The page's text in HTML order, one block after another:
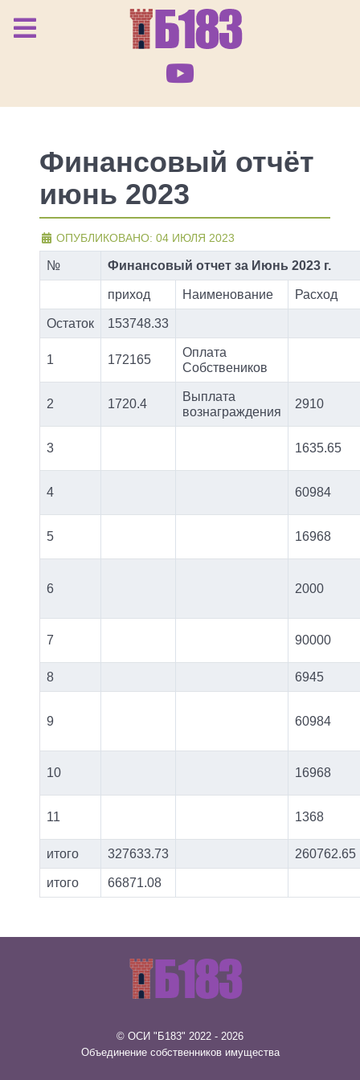
Финансовый отчёт
июнь 2023
ОПУБЛИКОВАНО: 04 ИЮЛЯ 2023
№ Финансовый отчет за Июнь 2023 г.
приход Наименование Расход
Остаток 153748.33
1 172165
Оплата
Собствеников
2 1720.4
Выплата
вознаграждения
2910
3 1635.65
4 60984
5 16968
6 2000
7 90000
8 6945
9 60984
10 16968
11 1368
итого 327633.73 260762.65
итого 66871.08
© ОСИ "Б183" 2022 - 2026
Объединение собственников имущества